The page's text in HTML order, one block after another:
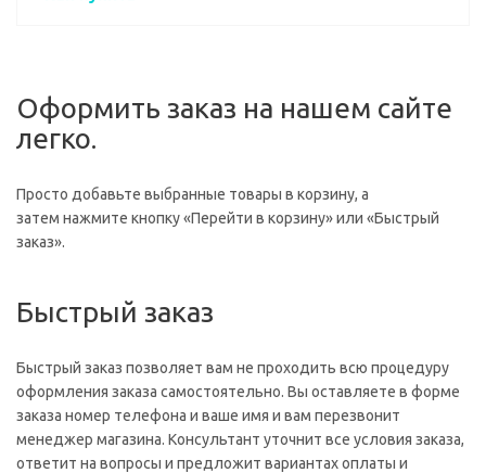
Оформить заказ на нашем сайте
легко.
Просто добавьте выбранные товары в корзину, а
затем нажмите кнопку «Перейти в корзину» или «Быстрый
заказ».
Быстрый заказ
Быстрый заказ позволяет вам не проходить всю процедуру
оформления заказа самостоятельно. Вы оставляете в форме
заказа номер телефона и ваше имя и вам перезвонит
менеджер магазина. Консультант уточнит все условия заказа,
ответит на вопросы и предложит вариантах оплаты и